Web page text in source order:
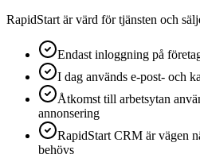
RapidStart är värd för tjänsten och
Endast inloggning på
I dag används e-post- och
Åtkomst till arbetsytan
annonsering
RapidStart CRM är vägen
behövs